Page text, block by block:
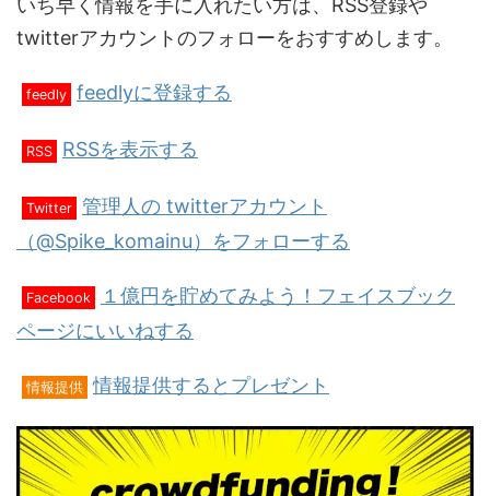
いち早く情報を手に入れたい方は、RSS登録や
twitterアカウントのフォローをおすすめします。
feedly feedlyに登録する
RSS RSSを表示する
Twitter 管理人の twitterアカウント
（@Spike_komainu）をフォローする
Facebook
１億円を貯めてみよう！フェイスブック
ページにいいねする
情報提供 情報提供するとプレゼント